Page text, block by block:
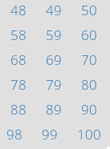
48 49
50
58 59
60
68 69
70
78 79
80
88 89
90
98 99
100